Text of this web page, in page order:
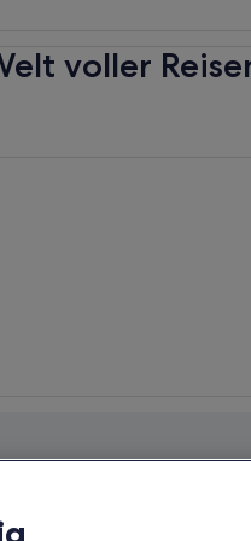
voller